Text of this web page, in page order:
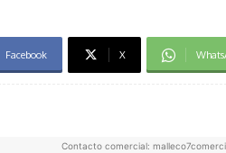
Facebook X
Contacto comercial: